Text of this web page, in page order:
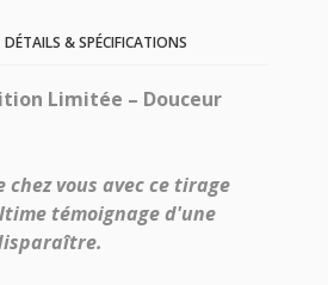
DÉTAILS & SPÉCIFICATIONS
Limitée – Douceur
vous avec ce tirage
témoignage d'une